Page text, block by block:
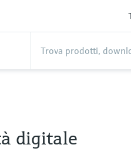
digitale